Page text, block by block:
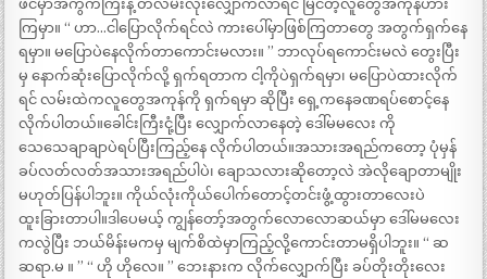
ဖင်မှာအကွက်ကြီးနဲ့ တလမ်းလုံးလျှောက်လာရင် မြင်တဲ့လူတွေအကုန်ဟား
ကြမှာ။ “ ဟာ…ငါပြောလိုက်ရင်လဲ ကားပေါ်မှာဖြစ်ကြတာတွေ အတွက်ရှက်နေ
ရမှာ။ မပြောပဲနေလိုက်တာကောင်းမလား။ ” ဘာလုပ်ရကောင်းမလဲ တွေးပြီး
မှ နောက်ဆုံးပြောလိုက်လို့ ရှက်ရတာက ငါ့ကိုပဲရှက်ရမှာ၊ မပြောပဲထားလိုက်
ရင် လမ်းထဲကလူတွေအကုန်ကို ရှက်ရမှာ ဆိုပြီး ရှေ့ကနေခဏရပ်စောင့်နေ
လိုက်ပါတယ်။ခေါင်းကြီးငုံ့ပြီး လျှောက်လာနေတဲ့ ဒေါ်မမလေး ကို
သေသေချာချာပဲရပ်ပြီးကြည့်နေ လိုက်ပါတယ်။အသားအရည်ကတော့ ပုံမှန်
ခပ်လတ်လတ်အသားအရည်ပါပဲ၊ ချောသလားဆိုတော့လဲ အဲလိုချောတာမျိုး
မဟုတ်ပြန်ပါဘူး။ ကိုယ်လုံးကိုယ်ပေါက်တောင့်တင်းဖွံ့ထွားတာလေးပဲ
ထူးခြားတာပါ။ဒါပေမယ့် ကျွန်တော့်အတွက်လောလောဆယ်မှာ ဒေါ်မမလေး
ကလွဲပြီး ဘယ်မိန်းမကမှ မျက်စိထဲမှာကြည့်လို့ကောင်းတာမရှိပါဘူး။ “ ဆ
ဆရာ.မ ။ ” “ ဟို ဟိုလေ။ ” ဘေးနားက လိုက်လျှောက်ပြီး ခပ်တိုးတိုးလေး